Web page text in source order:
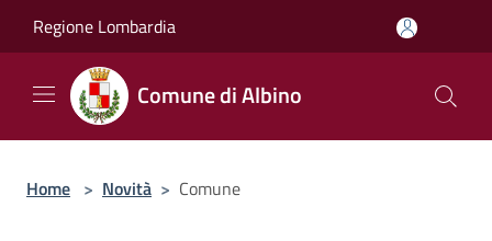
Regione Lombardia
Comune di Albino
Home > Novità > Comune